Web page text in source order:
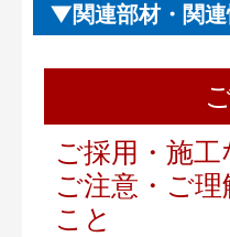
関連部材・関
ご採用・施工
ご注意・ご
こと